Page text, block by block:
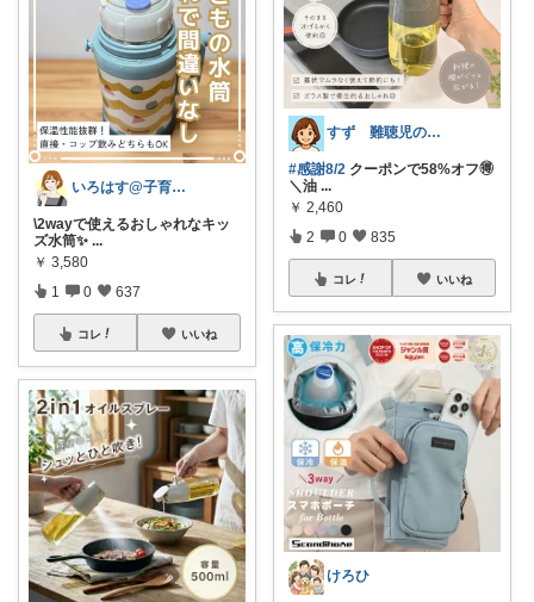
いろはす@子育て＊キッチン
\2wayで使えるおしゃれなキッ
ズ水筒✨️ ...
￥ 3,580
1 0 637
コレ いいね
すず 難聴児のママ🦻
#感謝8/2 クーポンで58%オフ🉐
＼油 ...
￥ 2,460
2 0 835
コレ いいね
けろひ